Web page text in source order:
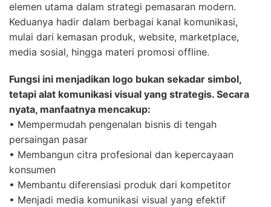
elemen utama dalam strategi pemasaran modern.
Keduanya hadir dalam berbagai kanal komunikasi,
mulai dari kemasan produk, website, marketplace,
media sosial, hingga materi promosi offline.
Fungsi ini menjadikan logo bukan sekadar simbol,
tetapi alat komunikasi visual yang strategis. Secara
nyata, manfaatnya mencakup:
• Mempermudah pengenalan bisnis di tengah
persaingan pasar
• Membangun citra profesional dan kepercayaan
konsumen
• Membantu diferensiasi produk dari kompetitor
• Menjadi media komunikasi visual yang efektif